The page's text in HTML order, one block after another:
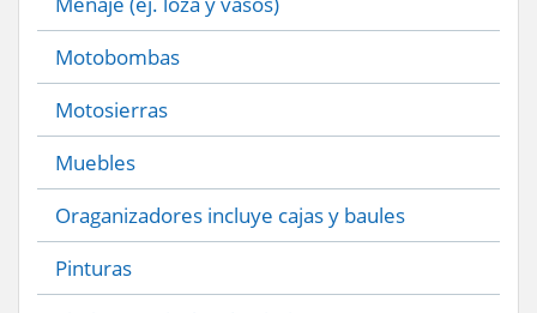
Motobombas
Motosierras
Muebles
Oraganizadores incluye cajas y baules
Pinturas